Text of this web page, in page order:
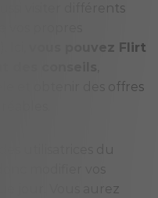
visiter différents
vos propres
Ici,
vous pouvez Flirt
des conseils
et obtenir des offres
utilisatrices du
modifier vos
jour. Vous aurez